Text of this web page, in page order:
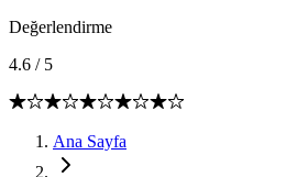
Değerlendirme
4.6 / 5
Ana Sayfa